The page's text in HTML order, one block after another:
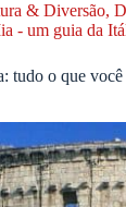
& Diversão,
- um guia da
tudo o que você